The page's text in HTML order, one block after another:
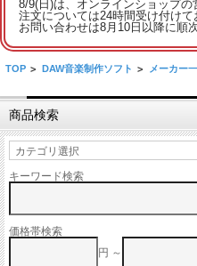
8/9(日)は、オンラインショップの
注文については24時間受け付け
お問い合わせは8月10日以降に順
TOP > DAW音楽制作ソフト > メーカー
商品検索
キーワード検索
価格帯検索
円 ～